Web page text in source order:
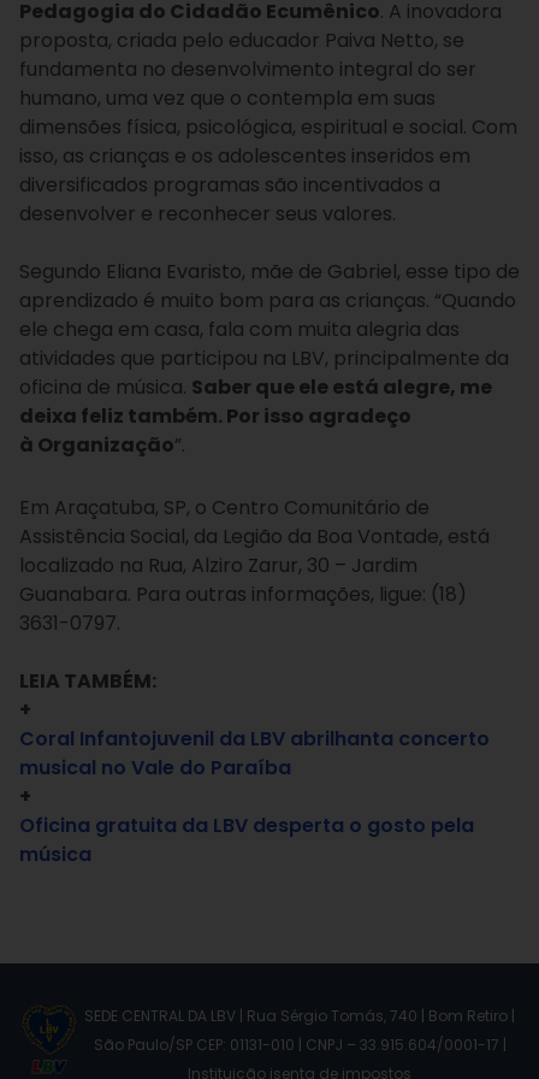
Pedagogia do Cidadão Ecumênico. A inovadora
proposta, criada pelo educador Paiva Netto, se
fundamenta no desenvolvimento integral do ser
humano, uma vez que o contempla em suas
dimensões física, psicológica, espiritual e social. Com
isso, as crianças e os adolescentes inseridos em
diversificados programas são incentivados a
desenvolver e reconhecer seus valores.
Segundo Eliana Evaristo, mãe de Gabriel, esse tipo de
aprendizado é muito bom para as crianças. “Quando
ele chega em casa, fala com muita alegria das
atividades que participou na LBV, principalmente da
oficina de música. Saber que ele está alegre, me
deixa feliz também. Por isso agradeço
à Organização”.
Em Araçatuba, SP, o Centro Comunitário de
Assistência Social, da Legião da Boa Vontade, está
localizado na Rua, Alziro Zarur, 30 – Jardim
Guanabara. Para outras informações, ligue: (18)
3631-0797.
LEIA TAMBÉM:
+
Coral Infantojuvenil da LBV abrilhanta concerto
musical no Vale do Paraíba
+
Oficina gratuita da LBV desperta o gosto pela
música
SEDE CENTRAL DA LBV | Rua Sérgio Tomás, 740 | Bom Retiro |
São Paulo/SP CEP: 01131-010 | CNPJ – 33.915.604/0001-17 |
Instituição isenta de impostos